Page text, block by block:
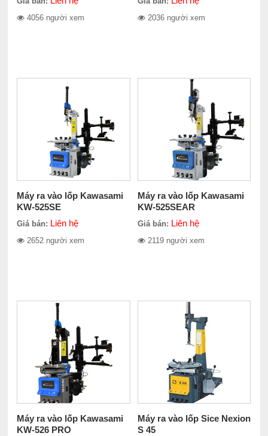
4056 người xem 2036 người xem
Máy ra vào lốp Kawasami
KW-525SE
Giá bán: Liên hệ
2652 người xem
Máy ra vào lốp Kawasami
KW-525SEAR
Giá bán: Liên hệ
2119 người xem
Máy ra vào lốp Kawasami
KW-526 PRO
Máy ra vào lốp Sice Nexion
S 45